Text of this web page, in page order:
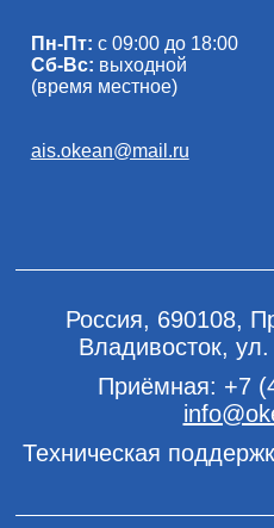
Пн-Пт: с 09:00 до 18:00
Сб-Вс: выходной
(время местное)
ais.okean@mail.ru
Россия, 690108,
Владивосток,
Приёмная: +7
Техническая